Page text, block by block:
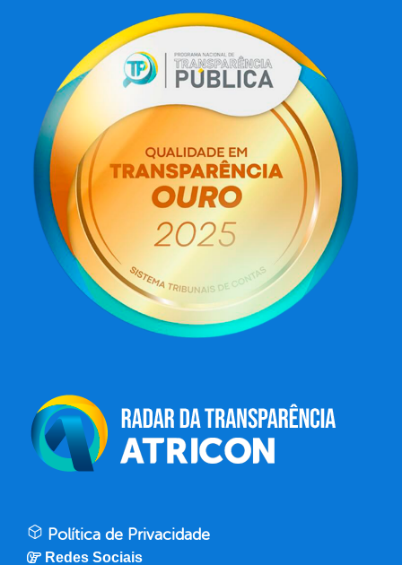
Política de Privacidade
Redes Sociais